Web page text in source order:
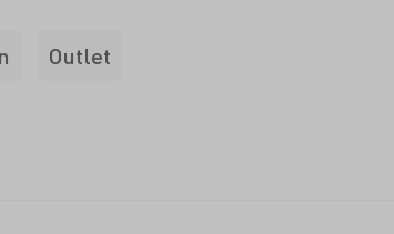
Jedes Icebreaker-Produkt
Baacode auf, der es den
Outlet